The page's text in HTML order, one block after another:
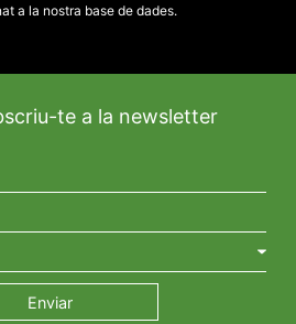
a la nostra base de dades.
te a la newsletter